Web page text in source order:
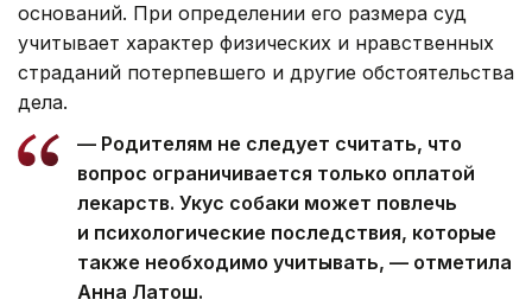
оснований. При определении его размера суд
учитывает характер физических и нравственных
страданий потерпевшего и другие обстоятельства
дела.
— Родителям не следует считать, что
вопрос ограничивается только оплатой
лекарств. Укус собаки может повлечь
и психологические последствия, которые
также необходимо учитывать, — отметила
Анна Латош.